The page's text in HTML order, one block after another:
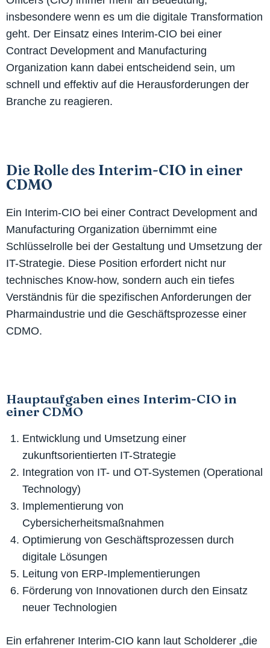
insbesondere wenn es um die digitale Transformation
geht. Der Einsatz eines Interim-CIO bei einer
Contract Development and Manufacturing
Organization kann dabei entscheidend sein, um
schnell und effektiv auf die Herausforderungen der
Branche zu reagieren.
Die Rolle des Interim-CIO in einer
CDMO
Ein Interim-CIO bei einer Contract Development and
Manufacturing Organization übernimmt eine
Schlüsselrolle bei der Gestaltung und Umsetzung der
IT-Strategie. Diese Position erfordert nicht nur
technisches Know-how, sondern auch ein tiefes
Verständnis für die spezifischen Anforderungen der
Pharmaindustrie und die Geschäftsprozesse einer
CDMO.
Hauptaufgaben eines Interim-CIO in
einer CDMO
Entwicklung und Umsetzung einer
zukunftsorientierten IT-Strategie
Integration von IT- und OT-Systemen (Operational
Technology)
Implementierung von
Cybersicherheitsmaßnahmen
Optimierung von Geschäftsprozessen durch
digitale Lösungen
Leitung von ERP-Implementierungen
Förderung von Innovationen durch den Einsatz
neuer Technologien
Ein erfahrener Interim-CIO kann laut Scholderer „die